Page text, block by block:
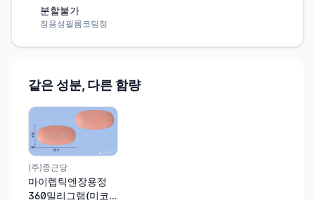
분할불가
장용성필름코팅정
같은 성분, 다른 함량
(주)종근당
마이렙틱엔장용정
360밀리그램(미코